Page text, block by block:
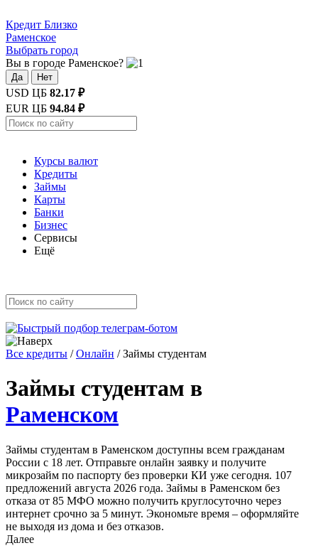
Кредит Близко
Раменское
Выбрать город
Вы в городе Раменское?
Да Нет
USD ЦБ 82.17 ₽
EUR ЦБ 94.84 ₽
Курсы валют
Кредиты
Займы
Карты
Банки
Бизнес
Сервисы
Ещё
Все кредиты /Онлайн /Займы студентам
Займы студентам в
Раменском
Займы студентам в Раменском доступны всем гражданам
России с 18 лет. Отправьте онлайн заявку и получите
микрозайм по паспорту без проверки КИ уже сегодня. 107
предложений августа 2026 года. Займы в Раменском без
отказа от 85 МФО можно получить круглосуточно через
интернет срочно за 5 минут. Экономьте время – оформляйте
не выходя из дома и без отказов.
Далее